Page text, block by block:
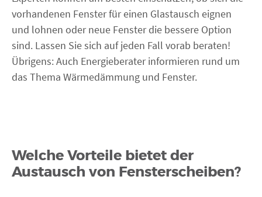
vorhandenen Fenster für einen Glastausch eignen
und lohnen oder neue Fenster die bessere Option
sind. Lassen Sie sich auf jeden Fall vorab beraten!
Übrigens: Auch Energieberater informieren rund um
das Thema Wärmedämmung und Fenster.
Welche Vorteile bietet der
Austausch von Fensterscheiben?